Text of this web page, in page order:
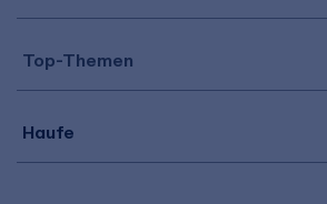
Top-Themen
Haufe